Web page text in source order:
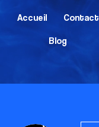
Accueil Contact
Blog